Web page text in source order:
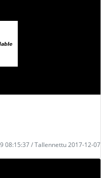
08:15:37 / Tallennettu 2017-12-07